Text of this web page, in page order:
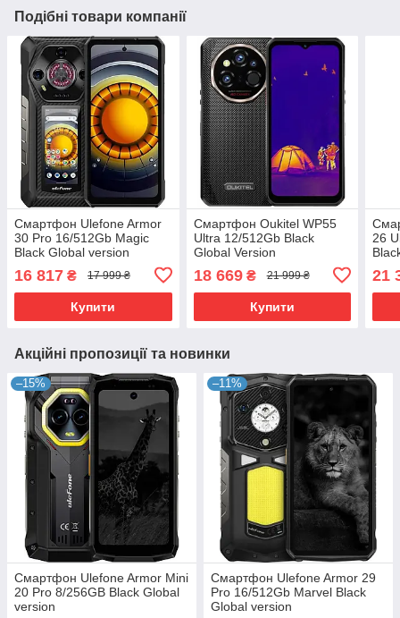
Подібні товари компанії
Смартфон Ulefone Armor
30 Pro 16/512Gb Magic
Black Global version
16 817 ₴ 17 999 ₴
Купити
Смартфон Oukitel WP55
Ultra 12/512Gb Black
Global Version
18 669₴ 21 999 ₴
Купити
26
21
Акційні пропозиції та новинки
–15%
Смартфон Ulefone Armor Mini
20 Pro 8/256GB Black Global
version
–11%
Смартфон Ulefone Armor 29
Pro 16/512Gb Marvel Black
Global version